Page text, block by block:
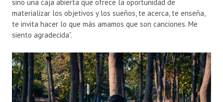
sino una caja abierta que ofrece la oportunidad de
materializar los objetivos y los sueños, te acerca, te enseña,
te invita hacer lo que más amamos que son canciones. Me
siento agradecida”.